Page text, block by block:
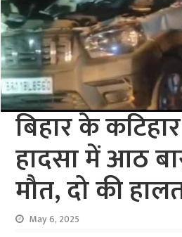
बिहार के
हादसा में आठ
मौत, दो की
May 6, 2025